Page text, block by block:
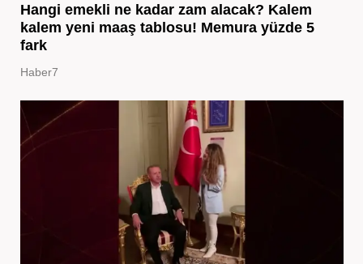
Hangi emekli ne kadar zam alacak? Kalem
kalem yeni maaş tablosu! Memura yüzde 5
fark
Haber7